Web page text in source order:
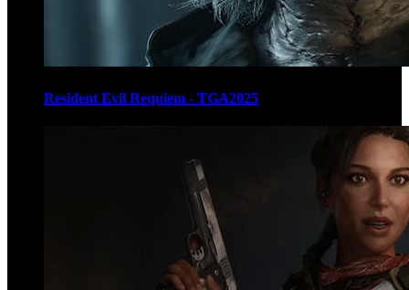
Resident Evil Requiem - TGA2025